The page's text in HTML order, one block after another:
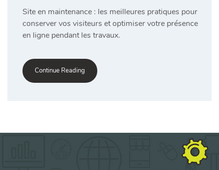
Site en maintenance : les meilleures pratiques pour
conserver vos visiteurs et optimiser votre présence
en ligne pendant les travaux.
Continue Reading